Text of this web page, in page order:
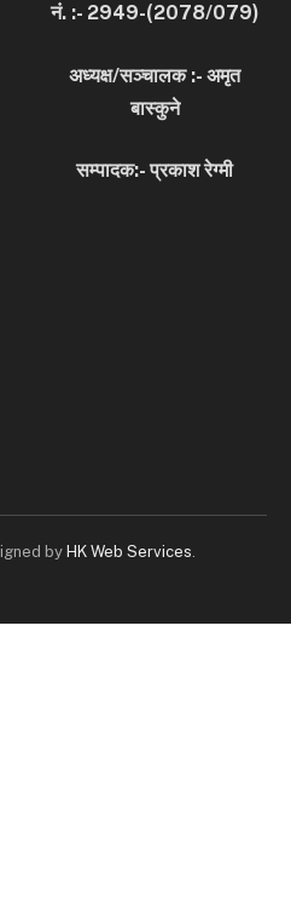
नं. :- 2949-(2078/079)
अध्यक्ष/सञ्चालक :- अमृत
बास्कुने
सम्पादक:- प्रकाश रेग्मी
by HK Web Services.